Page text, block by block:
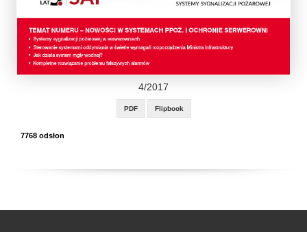
4/2017
PDF Flipbook
7768 odsłon